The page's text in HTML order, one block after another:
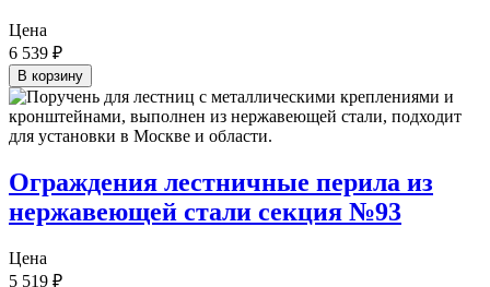
Цена
6 539 ₽
В корзину
Ограждения лестничные перила из
нержавеющей стали секция №93
Цена
5 519 ₽